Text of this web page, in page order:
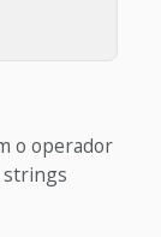
o operador
strings